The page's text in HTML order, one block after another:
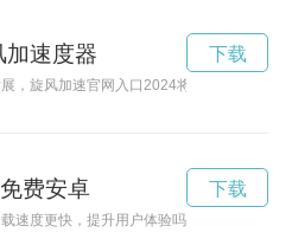
速度器
，旋风加速官网入口2024将为用户提供更
下载
费安卓
速度更快，提升用户体验吗？不妨尝试一
下载